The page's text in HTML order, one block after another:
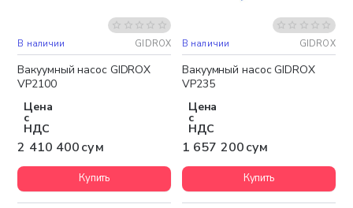
Бесплатная доставка
В наличии GIDROX
Вакуумный насос GIDROX
VP2100
Цена
с
НДС
2 410 400 сум
Купить
Бесплатная доставка
В наличии GIDROX
Вакуумный насос GIDROX
VP235
Цена
с
НДС
1 657 200 сум
Купить